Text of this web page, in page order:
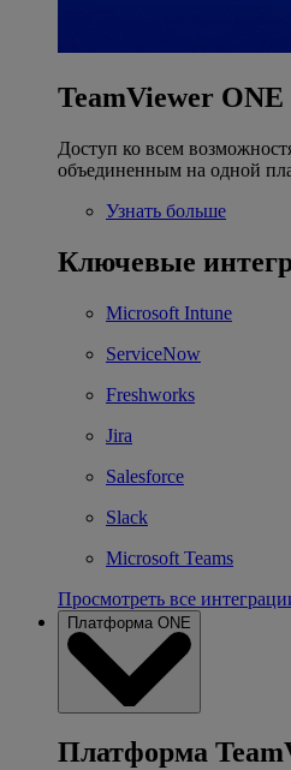
TeamViewer ONE
Доступ ко всем
объединенным на одной
Узнать больше
Ключевые
Microsoft Intune
ServiceNow
Freshworks
Jira
Salesforce
Slack
Microsoft Teams
Просмотреть все
Платформа ONE
Платформа